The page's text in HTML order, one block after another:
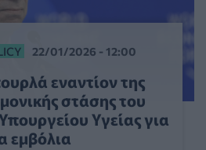
22/01/2026 - 12:00
εναντίον της
στάσης του
Υγείας για
εμβόλια